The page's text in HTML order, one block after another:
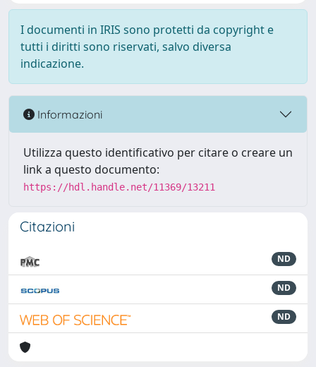
I documenti in IRIS sono protetti da copyright e
tutti i diritti sono riservati, salvo diversa
indicazione.
Informazioni
Utilizza questo identificativo per citare o creare un
link a questo documento:
https://hdl.handle.net/11369/13211
Citazioni
ND
ND
ND